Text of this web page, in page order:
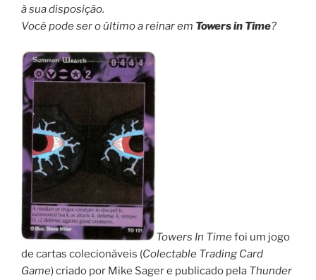
à sua disposição.
Você pode ser o último a reinar em Towers in Time?
Towers In Timefoi um jogo
de cartas colecionáveis (Colectable Trading Card
Game) criado por Mike Sager e publicado pela Thunder